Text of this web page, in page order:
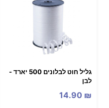
גליל חוט לבלונים 500 יארד -
לבן
14.90 ₪